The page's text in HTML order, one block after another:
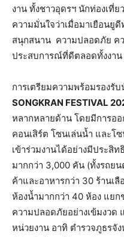
งาน ทั้งชาวอุดรฯ นักท่องเที่
ความมั่นใจว่าเมื่อมาเยือนยู
สนุกสนาน ความปลอดภัย ค
ประสบการณ์ที่ดีตลอดทั้งงาน
การเตรียมความพร้อมรองรั
SONGKRAN FESTIVAL
หลากหลายด้าน โดยมีการอ
คอนเสิร์ต โซนเล่นน้ำ และโ
เข้าร่วมงานได้อย่างมีประสิ
มากกว่า 3,000 คัน (ทั้งรถย
ค้าและอาหารกว่า 30 ร้านเ
ห้องน้ำมากกว่า 40 ห้อง แย
ความปลอดภัยอย่างเข้มงวด
หน่วยงาน อาทิ ตำรวจภูธรจั